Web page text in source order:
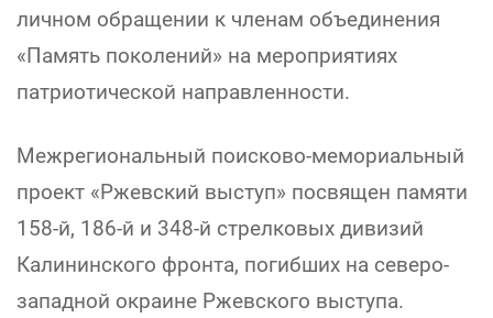
личном обращении к членам объединения
«Память поколений» на мероприятиях
патриотической направленности.
Межрегиональный поисково-мемориальный
проект «Ржевский выступ» посвящен памяти
158-й, 186-й и 348-й стрелковых дивизий
Калининского фронта, погибших на северо-
западной окраине Ржевского выступа.